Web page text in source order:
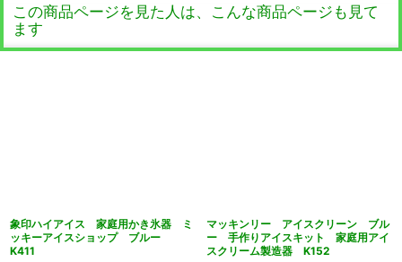
この商品ページを見た人は、こんな商品ページも見て
ます
象印ハイアイス 家庭用かき氷器 ミ
ッキーアイスショップ ブルー
K411
マッキンリー アイスクリーン ブル
ー 手作りアイスキット 家庭用アイ
スクリーム製造器 K152